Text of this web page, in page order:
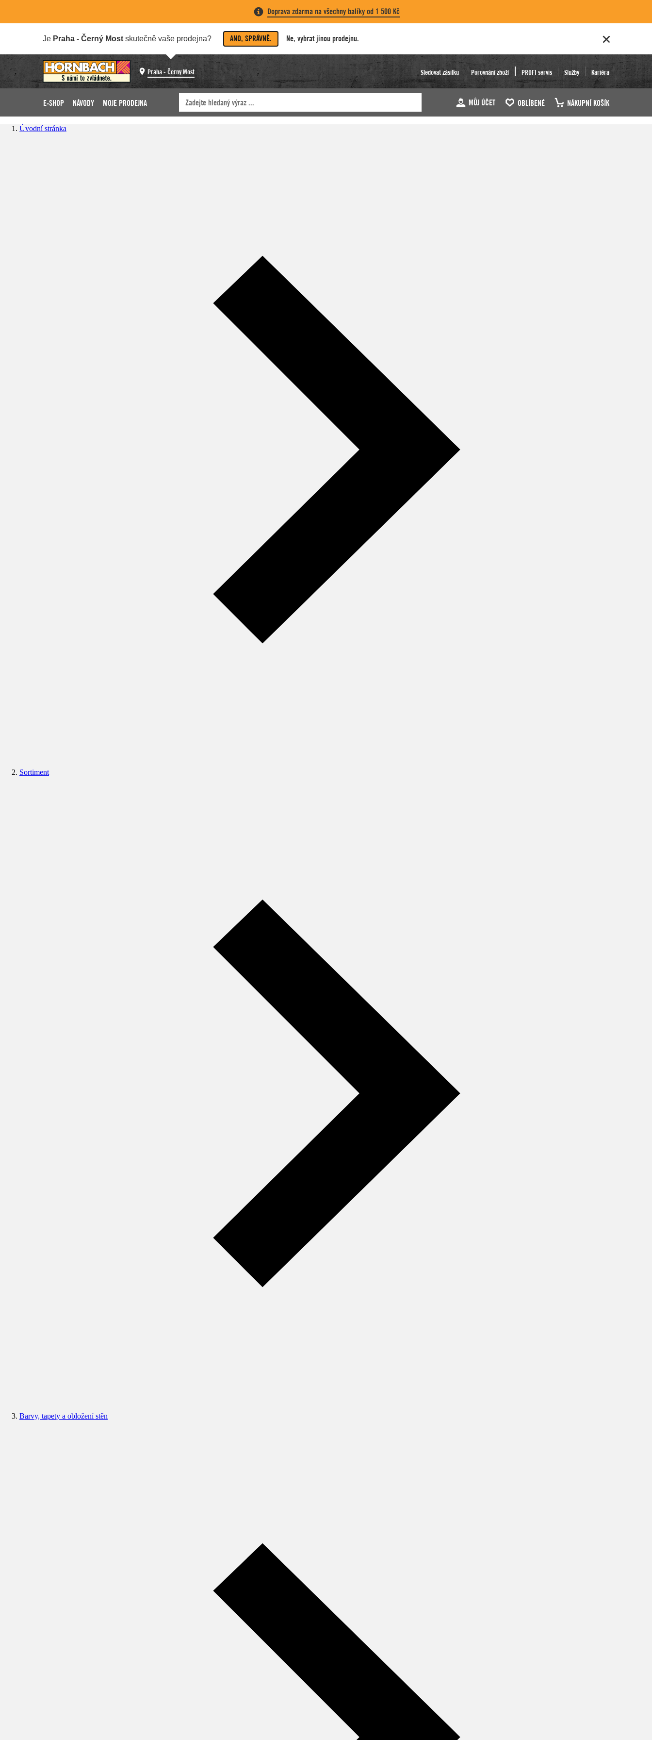
Doprava zdarma na všechny balíky od 1 500 Kč
Je Praha - Černý Most skutečně vaše prodejna? ANO, SPRÁVNĚ. Ne, vybrat jinou prodejnu.
Praha - Černý Most Sledovat zásilku Porovnání zboží PROFI servis Služby Kariéra
E-SHOP NÁVODY MOJE PRODEJNA MŮJ ÚČET OBLÍBENÉ NÁKUPNÍ KOŠÍK
Úvodní stránka
Sortiment
Barvy, tapety a obložení stěn